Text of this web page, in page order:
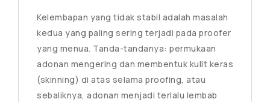
Kelembapan yang tidak stabil adalah masalah
kedua yang paling sering terjadi pada proofer
yang menua. Tanda-tandanya: permukaan
adonan mengering dan membentuk kulit keras
(skinning) di atas selama proofing, atau
sebaliknya, adonan menjadi terlalu lembab